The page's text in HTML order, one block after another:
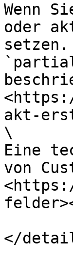
Wenn
oder
setzen.
akt-
\
Eine
von
</